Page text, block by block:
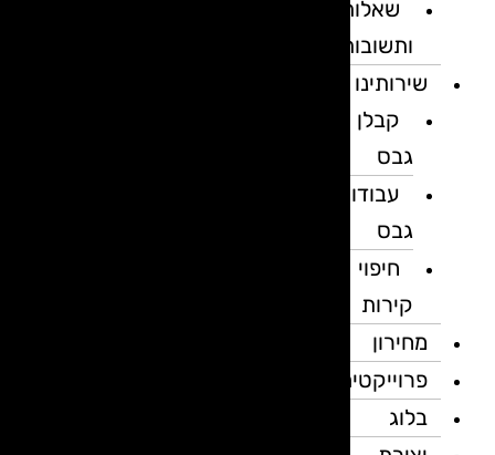
שאלות
ותשובות
שירותינו
קבלן
גבס
עבודות
גבס
חיפוי
קירות
מחירון
פרוייקטים
בלוג